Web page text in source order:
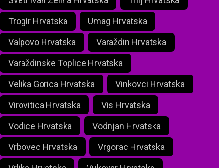
Trogir Hrvatska Umag Hrvatska
Valpovo Hrvatska Varaždin Hrvatska
Varaždinske Toplice Hrvatska
Velika Gorica Hrvatska Vinkovci Hrvatska
Virovitica Hrvatska Vis Hrvatska
Vodice Hrvatska Vodnjan Hrvatska
Vrbovec Hrvatska Vrgorac Hrvatska